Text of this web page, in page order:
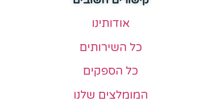
אודותינו
כל השירותים
כל הספקים
המומלצים שלנו